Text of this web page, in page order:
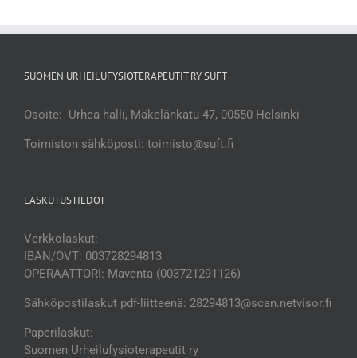
SUOMEN URHEILUFYSIOTERAPEUTIT RY SUFT
Osoite: Urhea-halli, Mäkelänkatu 47, 00550 Helsinki
Toimiston sähköposti: toimisto@suft.fi
LASKUTUSTIEDOT
Verkkolaskut:
IBAN/OVT: 003728294813
OPERAATTORI: Maventa (003721291126)
Sähköpostilaskut pdf-liitteenä: 28294813@scan.netvisor.fi
Paperilaskut:
Suomen Urheilufysioterapeutit ry